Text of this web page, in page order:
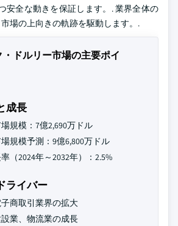
安全な動きを保証します。. 業界全体の
場の上向きの軌跡を駆動します。.
ドルリー市場の主要ポイ
成長
規模：7億2,690万ドル
規模予測：9億6,800万ドル
（2024年～2032年）：2.5%
ライバー
商取引業界の拡大
業、物流業の成長